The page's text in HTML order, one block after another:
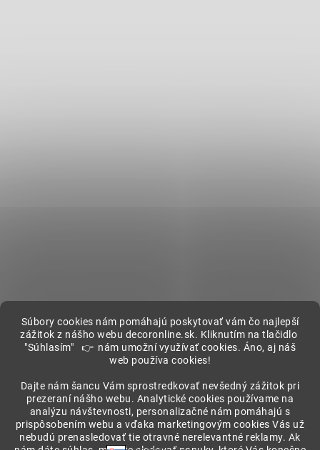
Súbory cookies nám pomáhajú poskytovať vám čo najlepší
zážitok z nášho webu decoronline.sk. Kliknutím na tlačidlo
"Súhlasím" 👉 nám umožní využívať cookies. Áno, aj náš
web používa cookies!
Dajte nám šancu Vám sprostredkovať nevšedný zážitok pri
prezeraní nášho webu. Analytické cookies používame na
analýzu návštevnosti, personalizačné nám pomáhajú s
prispôsobením webu a vďaka marketingovým cookies Vás už
nebudú prenasledovať tie otravné nerelevantné reklamy. Ak
Showroom